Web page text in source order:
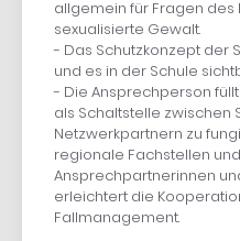
allgemein für Fragen des
sexualisierte Gewalt.
- Das Schutzkonzept der
und es in der Schule
- Die Ansprechperson
als Schaltstelle zwischen
Netzwerkpartnern zu
regionale Fachstellen
Ansprechpartnerinnen
erleichtert die
Fallmanagement.